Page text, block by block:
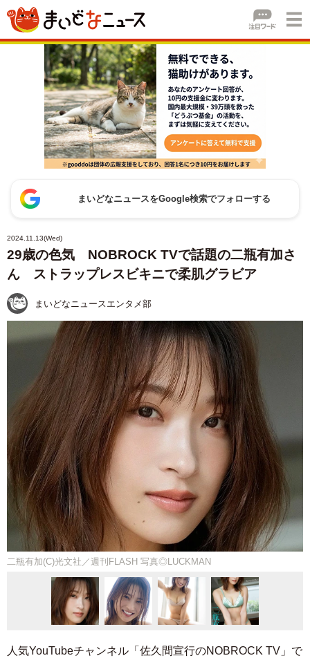
まいどなニュースをGoogle検索でフォローする
2024.11.13(Wed)
29歳の色気 NOBROCK TVで話題の二瓶有加さ
ん ストラップレスビキニで柔肌グラビア
まいどなニュースエンタメ部
二瓶有加(C)光文社／週刊FLASH 写真◎LUCKMAN
人気YouTubeチャンネル「佐久間宣行のNOBROCK TV」で